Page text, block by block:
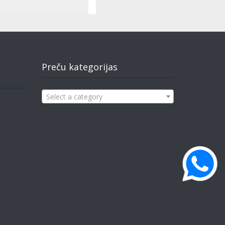
Preču kategorijas
Select a category